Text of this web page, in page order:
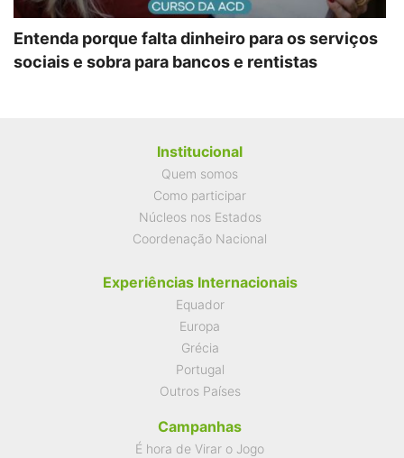
Entenda porque falta dinheiro para os serviços
sociais e sobra para bancos e rentistas
Institucional
Quem somos
Como participar
Núcleos nos Estados
Coordenação Nacional
Experiências Internacionais
Equador
Europa
Grécia
Portugal
Outros Países
Campanhas
É hora de Virar o Jogo